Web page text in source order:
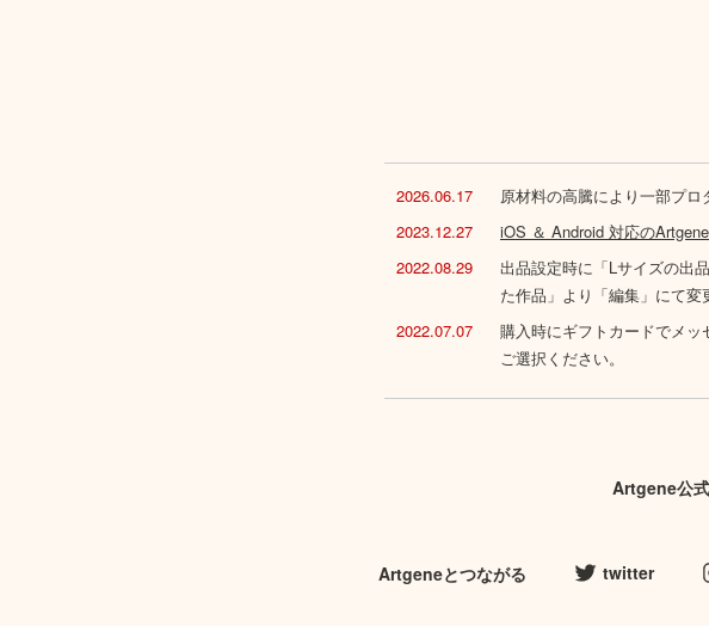
2026.06.17 原材料の高騰により一部プ
2023.12.27
iOS ＆ Android 対応の
2022.08.29
出品設定時に「Lサイズの出
た作品」より「編集」にて変
2022.07.07
購入時にギフトカードでメ
ご選択ください。
Artgene公
Artgeneとつながる twitter